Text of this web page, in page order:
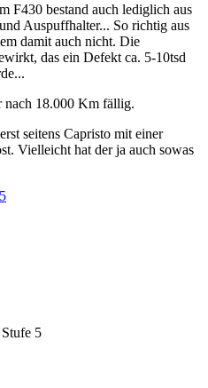
F430 bestand auch lediglich aus
Auspuffhalter... So richtig aus
damit auch nicht. Die
das ein Defekt ca. 5-10tsd
nach 18.000 Km fällig.
seitens Capristo mit einer
Vielleicht hat der ja auch sowas